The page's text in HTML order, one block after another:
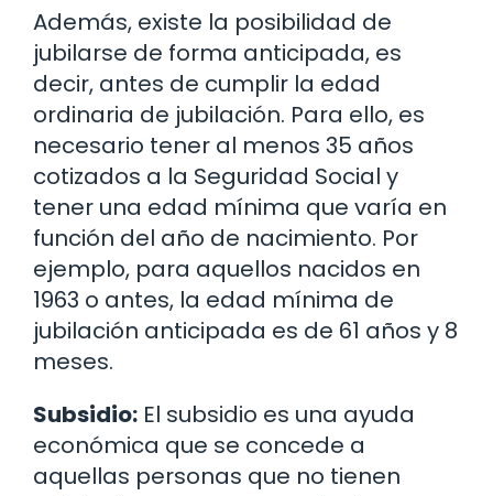
Además, existe la posibilidad de
jubilarse de forma anticipada, es
decir, antes de cumplir la edad
ordinaria de jubilación. Para ello, es
necesario tener al menos 35 años
cotizados a la Seguridad Social y
tener una edad mínima que varía en
función del año de nacimiento. Por
ejemplo, para aquellos nacidos en
1963 o antes, la edad mínima de
jubilación anticipada es de 61 años y 8
meses.
Subsidio: El subsidio es una ayuda
económica que se concede a
aquellas personas que no tienen